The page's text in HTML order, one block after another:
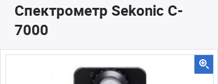
Спектрометр Sekonic C-
7000